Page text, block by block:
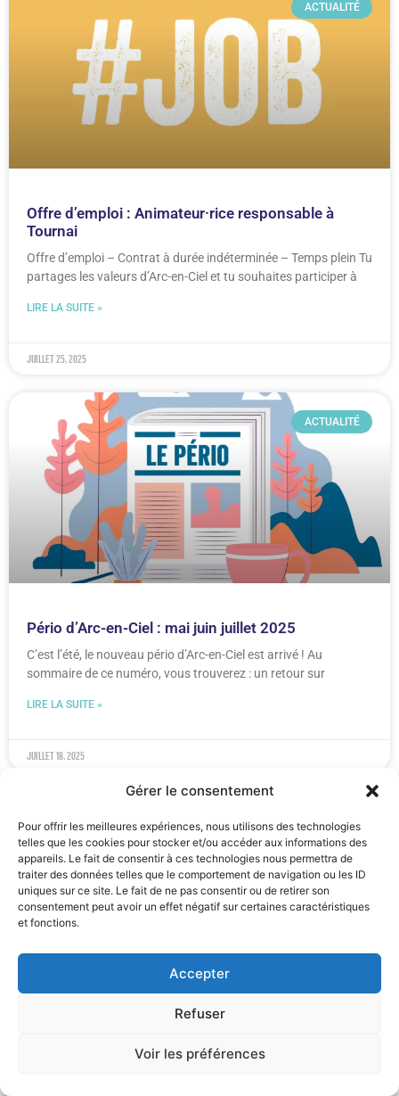
Gérer le consentement
Pour offrir les meilleures expériences, nous utilisons des technologies
telles que les cookies pour stocker et/ou accéder aux informations des
appareils. Le fait de consentir à ces technologies nous permettra de
traiter des données telles que le comportement de navigation ou les ID
uniques sur ce site. Le fait de ne pas consentir ou de retirer son
consentement peut avoir un effet négatif sur certaines caractéristiques
et fonctions.
Accepter
Refuser
Voir les préférences
ACTUALITÉ
Offre d’emploi : Animateur·rice responsable à
Tournai
Offre d’emploi – Contrat à durée indéterminée – Temps plein Tu
partages les valeurs d’Arc-en-Ciel et tu souhaites participer à
LIRE LA SUITE »
juillet 25, 2025
ACTUALITÉ
Pério d’Arc-en-Ciel : mai juin juillet 2025
C’est l’été, le nouveau pério d’Arc-en-Ciel est arrivé ! Au
sommaire de ce numéro, vous trouverez : un retour sur
LIRE LA SUITE »
juillet 18, 2025
Bernard Benoit parmi les finalistes BeHeroes : nos